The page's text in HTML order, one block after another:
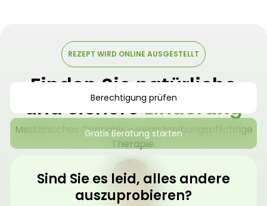
REZEPT WIRD ONLINE AUSGESTELLT
Finden Sie natürliche
und sichereLinderung
Medizinisches Cannabis – verschreibungspflichtige
Therapie.
Berechtigung prüfen
Gratis Beratung starten
Sind Sie es leid, alles andere
auszuprobieren?